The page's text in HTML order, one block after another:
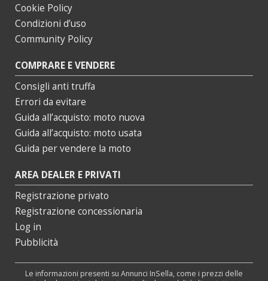
Cookie Policy
Condizioni d’uso
Community Policy
COMPRARE E VENDERE
Consigli anti truffa
Errori da evitare
Guida all’acquisto: moto nuova
Guida all’acquisto: moto usata
Guida per vendere la moto
AREA DEALER E PRIVATI
Registrazione privato
Registrazione concessionaria
Log in
Pubblicità
Le informazioni presenti su Annunci InSella, come i prezzi delle